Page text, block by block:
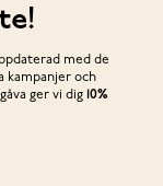
med de
kampanjer och
ger vi dig10%